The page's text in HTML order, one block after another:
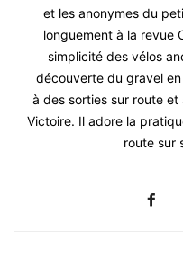
et les anonymes du
longuement à la revue
simplicité des vélos
découverte du gravel
à des sorties sur route
Victoire. Il adore la
route sur